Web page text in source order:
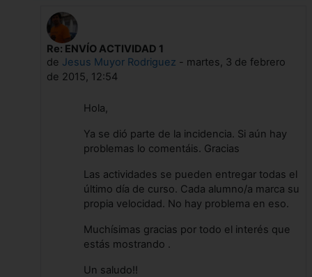
En respuesta a M del Mar Llado Lloveras
Re: ENVÍO ACTIVIDAD 1
de Jesus Muyor Rodriguez - martes, 3 de febrero
de 2015, 12:54
Hola,
Ya se dió parte de la incidencia. Si aún hay
problemas lo comentáis. Gracias
Las actividades se pueden entregar todas el
último día de curso. Cada alumno/a marca su
propia velocidad. No hay problema en eso.
Muchísimas gracias por todo el interés que
estás mostrando .
Un saludo!!